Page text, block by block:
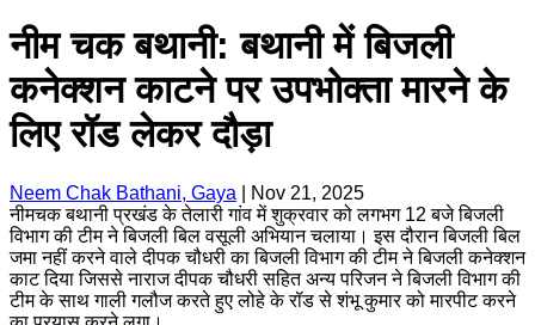
नीम चक बथानी: बथानी में बिजली
कनेक्शन काटने पर उपभोक्ता मारने के
लिए रॉड लेकर दौड़ा
Neem Chak Bathani, Gaya
Nov 21, 2025
नीमचक बथानी प्रखंड के तेलारी गांव में शुक्रवार को लगभग 12 बजे बिजली
विभाग की टीम ने बिजली बिल वसूली अभियान चलाया। इस दौरान बिजली बिल
जमा नहीं करने वाले दीपक चौधरी का बिजली विभाग की टीम ने बिजली कनेक्शन
काट दिया जिससे नाराज दीपक चौधरी सहित अन्य परिजन ने बिजली विभाग की
टीम के साथ गाली गलौज करते हुए लोहे के रॉड से शंभू कुमार को मारपीट करने